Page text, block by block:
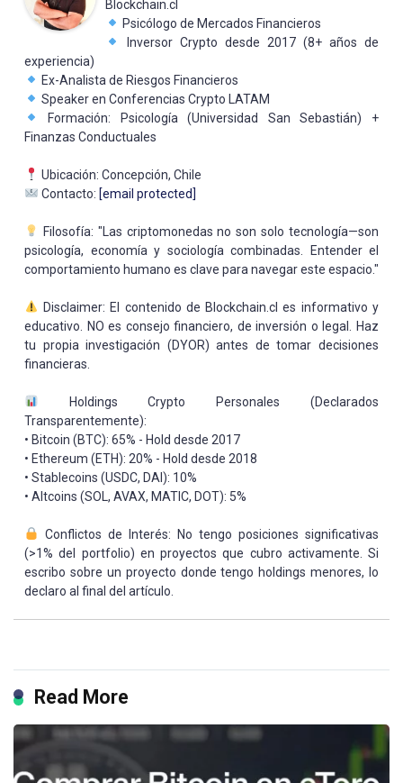
Blockchain.cl
Psicólogo de Mercados Financieros
Inversor Crypto desde 2017 (8+ años de
experiencia)
Ex-Analista de Riesgos Financieros
Speaker en Conferencias Crypto LATAM
Formación: Psicología (Universidad San Sebastián) +
Finanzas Conductuales
Ubicación: Concepción, Chile
Contacto: [email protected]
Filosofía: "Las criptomonedas no son solo tecnología—son
psicología, economía y sociología combinadas. Entender el
comportamiento humano es clave para navegar este espacio."
Disclaimer: El contenido de Blockchain.cl es informativo y
educativo. NO es consejo financiero, de inversión o legal. Haz
tu propia investigación (DYOR) antes de tomar decisiones
financieras.
Holdings Crypto Personales (Declarados
Transparentemente):
• Bitcoin (BTC): 65% - Hold desde 2017
• Ethereum (ETH): 20% - Hold desde 2018
• Stablecoins (USDC, DAI): 10%
• Altcoins (SOL, AVAX, MATIC, DOT): 5%
Conflictos de Interés: No tengo posiciones significativas
(>1% del portfolio) en proyectos que cubro activamente. Si
escribo sobre un proyecto donde tengo holdings menores, lo
declaro al final del artículo.
Read More